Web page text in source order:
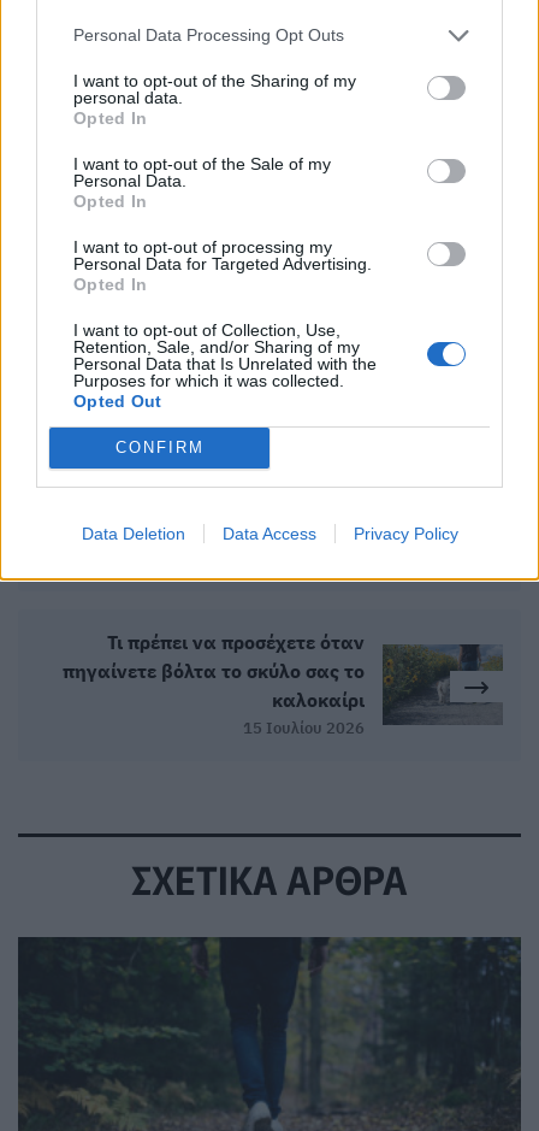
Personal Data Processing Opt Outs
I want to opt-out of the Sharing of my
personal data.
Opted In
I want to opt-out of the Sale of my
Personal Data.
Opted In
I want to opt-out of processing my
Personal Data for Targeted Advertising.
Opted In
I want to opt-out of Collection, Use,
Retention, Sale, and/or Sharing of my
Personal Data that Is Unrelated with the
Purposes for which it was collected.
Opted Out
CONFIRM
Data Deletion Data Access Privacy Policy
λένε πως όχι
Πρόσθεσε το
στα αγαπημένα σου στη
ΠΕΡΙΣΣΟΤΕΡΑ ΣΤΗΝ ΙΔΙΑ ΚΑΤΗΓΟΡΙΑ
μυδοπίλαφο με κατεψυγμένα μύδια
Τι πρέπει να προσέχετε όταν
πηγαίνετε βόλτα το σκύλο σας το
καλοκαίρι
15 Ιουλίου 2026
ΣΧΕΤΙΚΑ ΑΡΘΡΑ